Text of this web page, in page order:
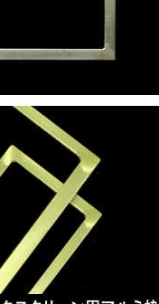
ーン用アルミ枠（ボンド下塗
センチ×45センチ
¥3,060
10%OFF